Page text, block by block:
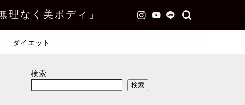
理なく美ボディ」
ダイエット
検索
検索